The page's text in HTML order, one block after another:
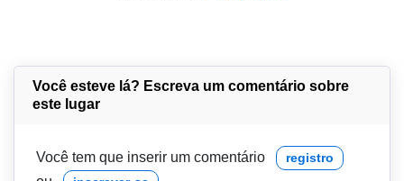
Você esteve lá? Escreva um comentário sobre
este lugar
Você tem que inserir um comentário registro